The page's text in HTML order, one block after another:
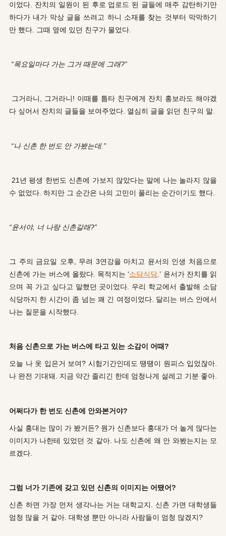
이었다. 잔치의 일원이 된 후로 업로드 된 글들에 매주 감탄하기만
하다가 내가 막상 글을 쓰려고 하니 소재를 찾는 것부터 막막하기
만 했다. 그때 옆에 있던 친구가 물었다.
“목요일마다 가는 그거 때문에 그래?”
그거라니, 그거라니! 이때를 틈타 친구에게 잔치 홍보라도 해야겠
다 싶어서 잔치의 글들을 보여주었다. 열심히 글을 읽던 친구의 말.
“나 신촌 한 번도 안 가봤는데.”
21년 평생 한번도 신촌에 가보지 않았다는 말에 나는 놀라지 않을
수 없었다. 하지만 그 순간은 나의 고민이 풀리는 순간이기도 했다.
“윤서야, 너 나랑 신촌갈래?”
그 주의 금요일 오후, 무려 3연강을 마치고 윤서의 인생 처음으로
신촌에 가는 버스에 올랐다. 목적지는 ‘소담식당 .’ 윤서가 잔치를 읽
으며 꼭 가고 싶다고 말했던 곳이었다. 우리 학교에서 출발해 소담
식당까지 한 시간이 좀 넘는 꽤 긴 여정이었다. 달리는 버스 안에서
나는 질문을 시작했다.
처음 신촌으로 가는 버스에 타고 있는 소감이 어때?
오늘 나 옷 입은거 보여? 시험기간인데도 땡땡이 원피스 입었잖아.
나 완전 기대돼. 지금 약간 졸리긴 한데 엄청나게 설레고 기분 좋아.
어쩌다가 한 번도 신촌에 안와본거야?
사실 홍대는 많이 가 봤거든? 뭔가 신촌보다 홍대가 더 놀게 많다는
이미지가 나한테 있었던 것 같아. 나도 신촌에 왜 안 와봤는지는 모
르겠다.
그럼 너가 기존에 갖고 있던 신촌의 이미지는 어땠어?
신촌 하면 가장 먼저 생각나는 거는 대학교지. 신촌 가면 대학생들
엄청 많을 거 같아. 대학생 뿐만 아니라 사람들이 엄청 많겠지?